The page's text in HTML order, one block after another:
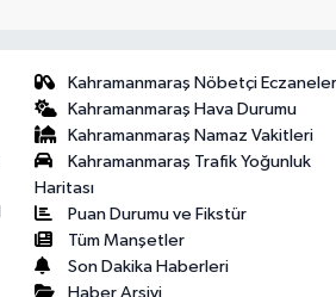
Kahramanmaraş Nöbetçi Eczaneler
Kahramanmaraş Hava Durumu
Kahramanmaraş Namaz Vakitleri
Kahramanmaraş Trafik Yoğunluk
Haritası
Puan Durumu ve Fikstür
Tüm Manşetler
Son Dakika Haberleri
Haber Arşivi